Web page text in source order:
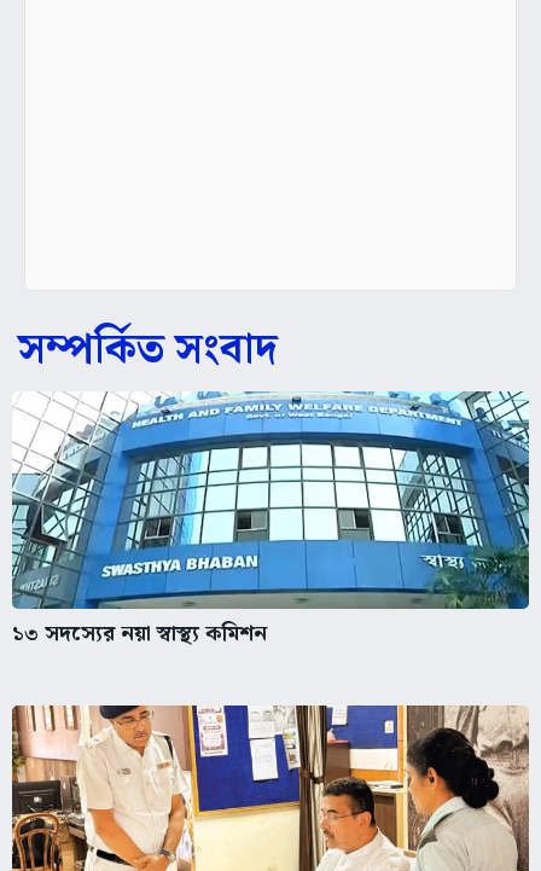
সম্পর্কিত সংবাদ
১৩ সদস্যের নয়া স্বাস্থ্য কমিশন